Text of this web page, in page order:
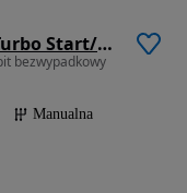
Opel Corsa 1.2 Direct Injection Turbo Start/Stop Ultimate
bezwypadkowy
Manualna